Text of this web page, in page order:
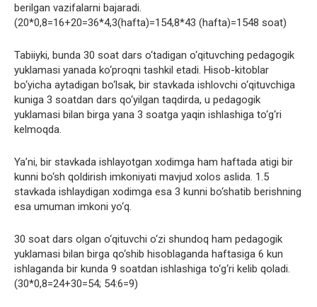
berilgan vazifalarni bajaradi.
(20*0,8=16+20=36*4,3(hafta)=154,8*43 (hafta)=1548 soat)
Tabiiyki, bunda 30 soat dars o‘tadigan o‘qituvching pedagogik
yuklamasi yanada ko‘proqni tashkil etadi. Hisob-kitoblar
bo‘yicha aytadigan bo‘lsak, bir stavkada ishlovchi o‘qituvchiga
kuniga 3 soatdan dars qo‘yilgan taqdirda, u pedagogik
yuklamasi bilan birga yana 3 soatga yaqin ishlashiga to‘g‘ri
kelmoqda.
Ya’ni, bir stavkada ishlayotgan xodimga ham haftada atigi bir
kunni bo‘sh qoldirish imkoniyati mavjud xolos aslida. 1.5
stavkada ishlaydigan xodimga esa 3 kunni bo‘shatib berishning
esa umuman imkoni yo‘q.
30 soat dars olgan o‘qituvchi o‘zi shundoq ham pedagogik
yuklamasi bilan birga qo‘shib hisoblaganda haftasiga 6 kun
ishlaganda bir kunda 9 soatdan ishlashiga to‘g‘ri kelib qoladi.
(30*0,8=24+30=54; 54:6=9)